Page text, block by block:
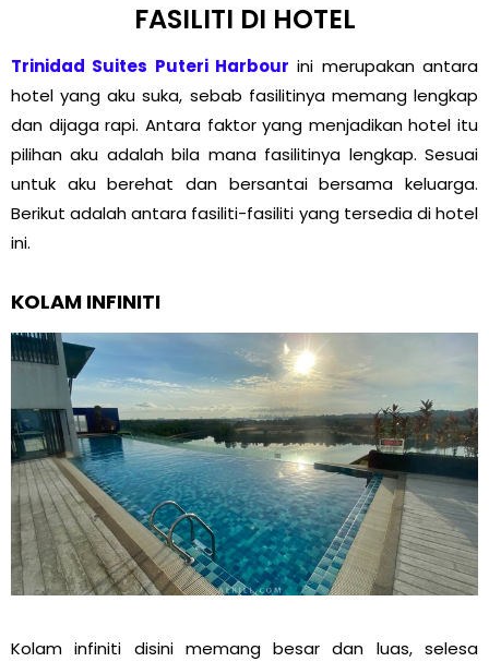
FASILITI DI HOTEL
Trinidad Suites Puteri Harbour ini merupakan antara
hotel yang aku suka, sebab fasilitinya memang lengkap
dan dijaga rapi. Antara faktor yang menjadikan hotel itu
pilihan aku adalah bila mana fasilitinya lengkap. Sesuai
untuk aku berehat dan bersantai bersama keluarga.
Berikut adalah antara fasiliti-fasiliti yang tersedia di hotel
ini.
KOLAM INFINITI
Kolam infiniti disini memang besar dan luas, selesa